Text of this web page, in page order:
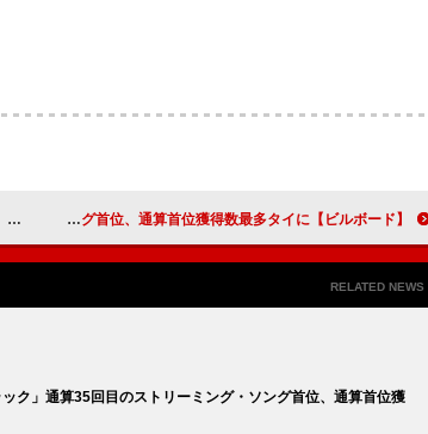
【ビルボード】Mrs. GREEN APPLE「ライラック」通算35回目のストリーミング・ソング首位、通算首位獲得数最多タイに
RELATED NEWS
ク」通算35回目のストリーミング・ソング首位、通算首位獲